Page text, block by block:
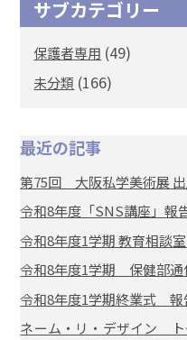
サブカテゴリー
保護者専用 (49)
未分類 (166)
最近の記事
第75回 大阪私学美術展
令和8年度「SNS講座」報
令和8年度1学期 教育相談
令和8年度1学期 保健部通
令和8年度1学期終業式 報
ネーム・リ・デザイン